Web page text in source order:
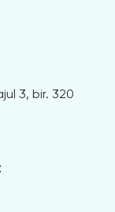
3, bir. 320